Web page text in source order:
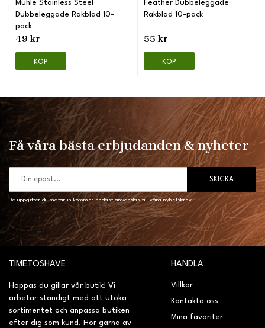
Mühle Stainless Steel
Dubbeleggade Rakblad 10-
pack
49 kr
KÖP
Feather Dubbeleggade
Rakblad 10-pack
55 kr
KÖP
Få våra bästa erbjudanden & nyheter
SKICKA
De uppgifter du matar in kommer endast användas till våra nyhetsbrev.
TIMETOSHAVE
Hoppas du gillar vår butik! Vi
arbetar ständigt med att utöka
sortimentet och anpassa butiken
efter dig som kund. Hör gärna av
HANDLA
Villkor
Kontakta oss
Mina favoriter